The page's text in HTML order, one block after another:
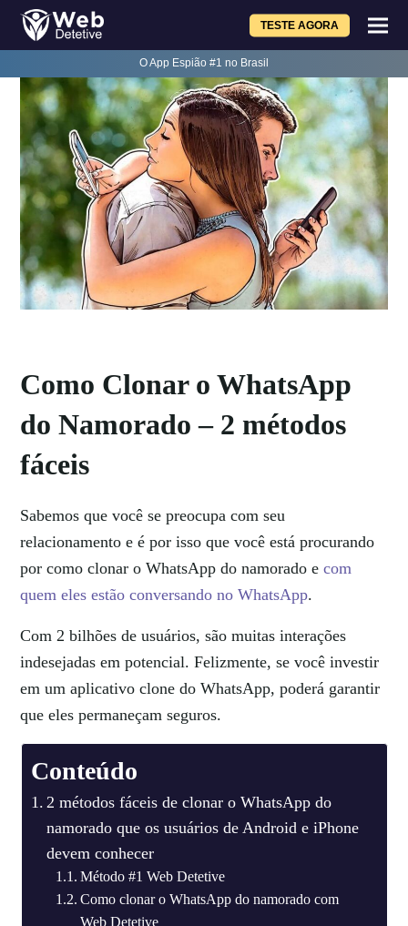
TESTE AGORA
O App Espião #1 no Brasil
Como Clonar o WhatsApp
do Namorado – 2 métodos
fáceis
Sabemos que você se preocupa com seu
relacionamento e é por isso que você está procurando
porcomo clonar o WhatsApp do namorado ecom
quem eles estão conversando no WhatsApp.
Com 2 bilhões de usuários, são muitas interações
indesejadas em potencial. Felizmente, se você investir
em um aplicativo clone do WhatsApp, poderá garantir
que eles permaneçam seguros.
Conteúdo
2 métodos fáceis de clonar o WhatsApp do
namorado que os usuários de Android e iPhone
devem conhecer
Método #1 Web Detetive
Como clonar o WhatsApp do namorado com
Web Detetive